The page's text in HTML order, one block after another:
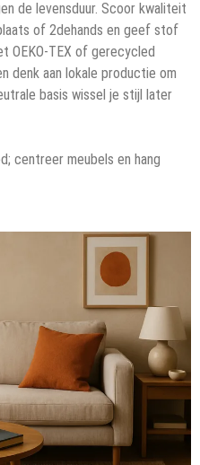
de levensduur. Scoor kwaliteit
of 2dehands en geef stof
OEKO-TEX of gerecycled
denk aan lokale productie om
basis wissel je stijl later
centreer meubels en hang